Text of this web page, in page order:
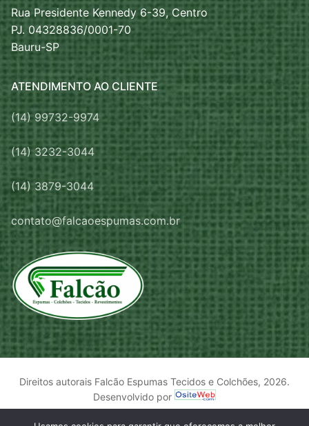
Rua Presidente Kennedy 6-39, Centro
PJ. 04328836/0001-70
Bauru-SP
ATENDIMENTO AO CLIENTE
(14) 99732-9974
(14) 3232-3044
(14) 3879-3044
contato@falcaoespumas.com.br
Direitos autorais Falcão Espumas Tecidos e Colchões, 2026.
Desenvolvido por